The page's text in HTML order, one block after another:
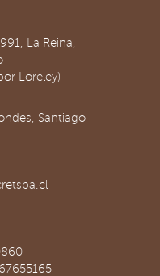
La Reina,
Loreley)
Santiago